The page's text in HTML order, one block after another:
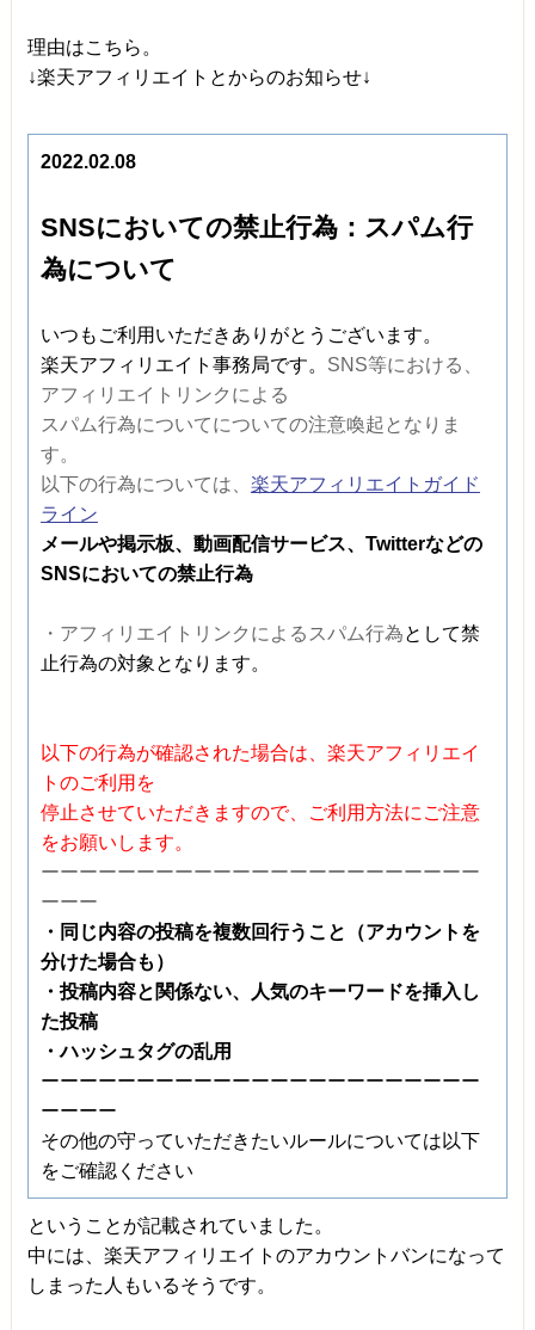
理由はこちら。
↓楽天アフィリエイトとからのお知らせ↓
2022.02.08
SNSにおいての禁止行為：スパム行
為について
​​​​​​​いつもご利用いただきありがとうございます。
楽天アフィリエイト事務局です。 SNS等における、
アフィリエイトリンクによる
スパム行為についてについての注意喚起となりま
す。
以下の行為については、​ 楽天アフィリエイトガイド
ライン
メールや掲示板、動画配信サービス、Twitterなどの
SNSにおいての禁止行為
・アフィリエイトリンクによるスパム行為として禁
止行為の対象となります。
以下の行為が確認された場合は、楽天アフィリエイ
トのご利用を
停止させていただきますので、ご利用方法にご注意
をお願いします。
ーーーーーーーーーーーーーーーーーーーーーーー
ーーー
・同じ内容の投稿を複数回行うこと（アカウントを
分けた場合も）
・投稿内容と関係ない、人気のキーワードを挿入し
た投稿
・ハッシュタグの乱用
ーーーーーーーーーーーーーーーーーーーーーーー
ーーーー
その他の守っていただきたいルールについては以下
をご確認ください
ということが記載されていました。
中には、楽天アフィリエイトのアカウントバンになって
しまった人もいるそうです。